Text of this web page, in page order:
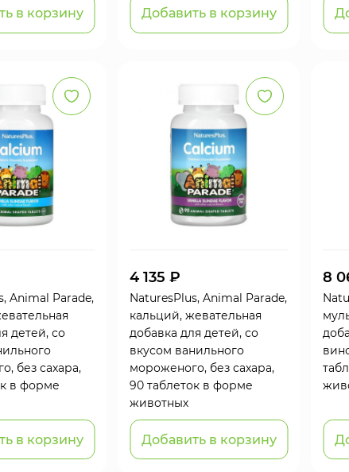
в корзину Добавить в корзину
Animal Parade,
детей, со
без сахара,
в форме
в корзину
4 135 ₽
NaturesPlus, Animal Parade,
кальций, жевательная
добавка для детей, со
вкусом ванильного
мороженого, без сахара,
90 таблеток в форме
животных
Добавить в корзину
8